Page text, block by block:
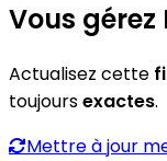
Vous
Actualisez cette
toujoursexactes.
Mettre à jour